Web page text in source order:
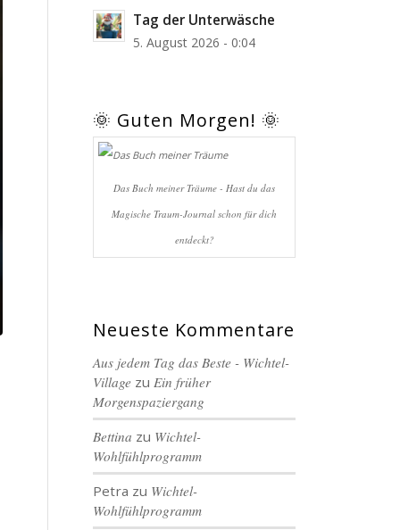
Tag der Unterwäsche
5. August 2026 - 0:04
🌞 Guten Morgen! 🌞
Das Buch meiner Träume - Hast du das
Magische Traum-Journal schon für dich
entdeckt?
Neueste Kommentare
Aus jedem Tag das Beste - Wichtel-
Village zu Ein früher
Morgenspaziergang
Bettina zu Wichtel-
Wohlfühlprogramm
Petra zu Wichtel-
Wohlfühlprogramm